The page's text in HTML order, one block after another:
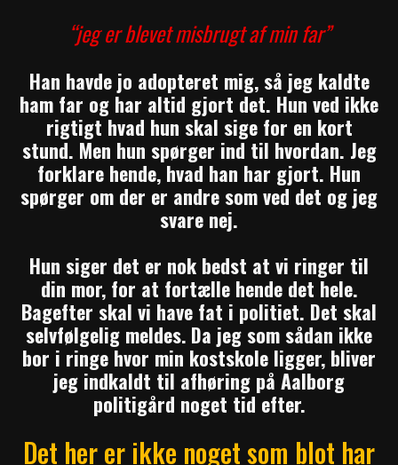
“jeg er blevet misbrugt af min far”
Han havde jo adopteret mig, så jeg kaldte
ham far og har altid gjort det. Hun ved ikke
rigtigt hvad hun skal sige for en kort
stund. Men hun spørger ind til hvordan. Jeg
forklare hende, hvad han har gjort. Hun
spørger om der er andre som ved det og jeg
svare nej.
Hun siger det er nok bedst at vi ringer til
din mor, for at fortælle hende det hele.
Bagefter skal vi have fat i politiet. Det skal
selvfølgelig meldes. Da jeg som sådan ikke
bor i ringe hvor min kostskole ligger, bliver
jeg indkaldt til afhøring på Aalborg
politigård noget tid efter.
Det her er ikke noget som blot har